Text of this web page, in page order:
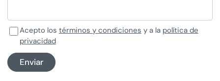
Acepto los términos y condiciones y a la política de
privacidad
Enviar